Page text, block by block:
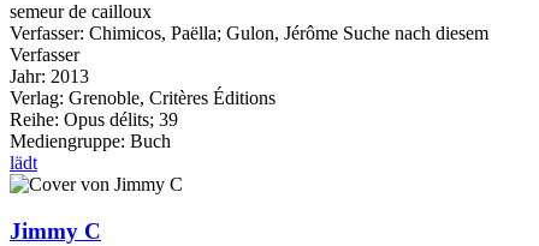
semeur de cailloux
Verfasser: Chimicos, Paëlla; Gulon, Jérôme Suche nach diesem
Verfasser
Jahr: 2013
Verlag: Grenoble, Critères Éditions
Reihe: Opus délits; 39
Mediengruppe: Buch
lädt
Jimmy C